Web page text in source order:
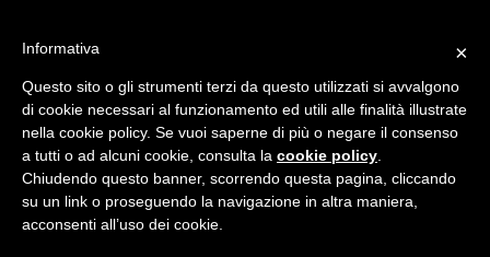
MENU
Servizi Rassegna Stampa Contatti
CHI
SIAMO
SERVIZI
Servizio
Sociale
Centro
per
Strutture
per
Sportello
assistenti
CONCORSI
×
Informativa
Questo sito o gli strumenti terzi da questo utilizzati si avvalgono
di cookie necessari al funzionamento ed utili alle finalità illustrate
nella cookie policy. Se vuoi saperne di più o negare il consenso
a tutti o ad alcuni cookie, consulta la cookie policy
Chiudendo questo banner, scorrendo questa pagina, cliccando
su un link o proseguendo la navigazione in altra maniera,
acconsenti all’uso dei cookie.